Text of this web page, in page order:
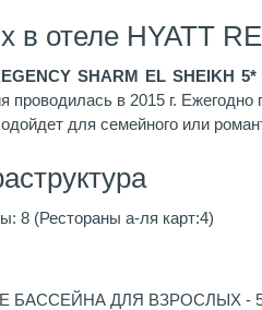
в отеле HYATT
SHARM EL SHEIKH 5*
проводилась в 2015 г.
для семейного или
8 (Рестораны а-ля карт:4)
БАССЕЙНА ДЛЯ ВЗРОСЛЫХ -